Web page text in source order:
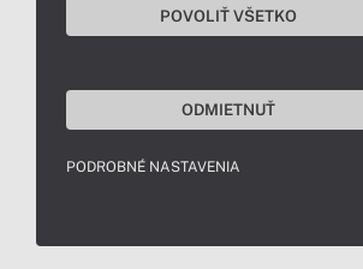
POVOLIŤ VŠETKO
ODMIETNUŤ
PODROBNÉ NASTAVENIA